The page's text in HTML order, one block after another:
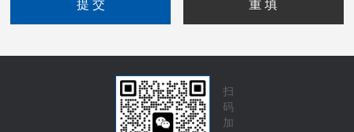
扫
码
加